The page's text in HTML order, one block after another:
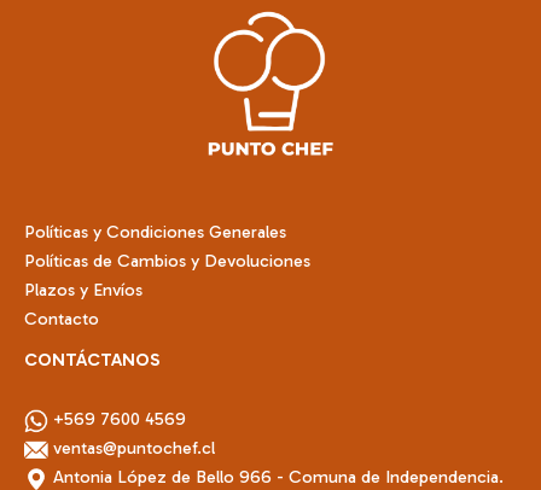
Políticas y Condiciones Generales
Políticas de Cambios y Devoluciones
Plazos y Envíos
Contacto
CONTÁCTANOS
+569 7600 4569
ventas@puntochef.cl
Antonia López de Bello 966 - Comuna de Independencia.